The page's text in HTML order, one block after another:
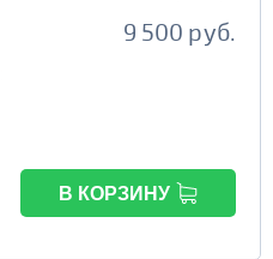
9 500 руб.
В КОРЗИНУ